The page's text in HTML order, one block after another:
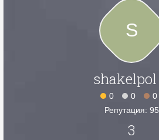
S
shakelpol
0 0
0
Репутация: 95
3